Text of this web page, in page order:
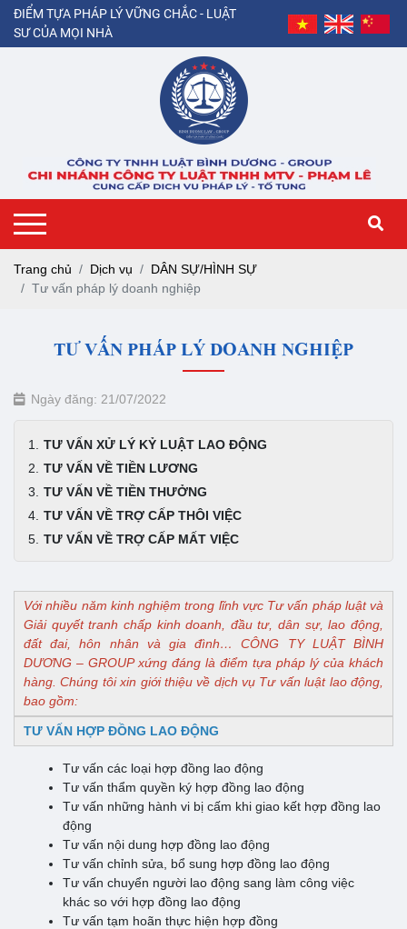
ĐIỂM TỰA PHÁP LÝ VỮNG CHẮC - LUẬT
SƯ CỦA MỌI NHÀ
Trang chủ Dịch vụ
DÂN SỰ/HÌNH SỰ
Tư vấn pháp lý doanh nghiệp
TƯ VẤN PHÁP LÝ DOANH NGHIỆP
Ngày đăng: 21/07/2022
TƯ VẤN XỬ LÝ KỶ LUẬT LAO ĐỘNG
TƯ VẤN VỀ TIỀN LƯƠNG
TƯ VẤN VỀ TIỀN THƯỞNG
TƯ VẤN VỀ TRỢ CẤP THÔI VIỆC
TƯ VẤN VỀ TRỢ CẤP MẤT VIỆC
Với nhiều năm kinh nghiệm trong lĩnh vực Tư vấn pháp luật và
Giải quyết tranh chấp kinh doanh, đầu tư, dân sự, lao động,
đất đai, hôn nhân và gia đình… CÔNG TY LUẬT BÌNH
DƯƠNG – GROUP xứng đáng là điểm tựa pháp lý của khách
hàng. Chúng tôi xin giới thiệu về dịch vụ Tư vấn luật lao động,
bao gồm:
TƯ VẤN HỢP ĐỒNG LAO ĐỘNG
Tư vấn các loại hợp đồng lao động
Tư vấn thẩm quyền ký hợp đồng lao động
Tư vấn những hành vi bị cấm khi giao kết hợp đồng lao
động
Tư vấn nội dung hợp đồng lao động
Tư vấn chỉnh sửa, bổ sung hợp đồng lao động
Tư vấn chuyển người lao động sang làm công việc
khác so với hợp đồng lao động
Tư vấn tạm hoãn thực hiện hợp đồng